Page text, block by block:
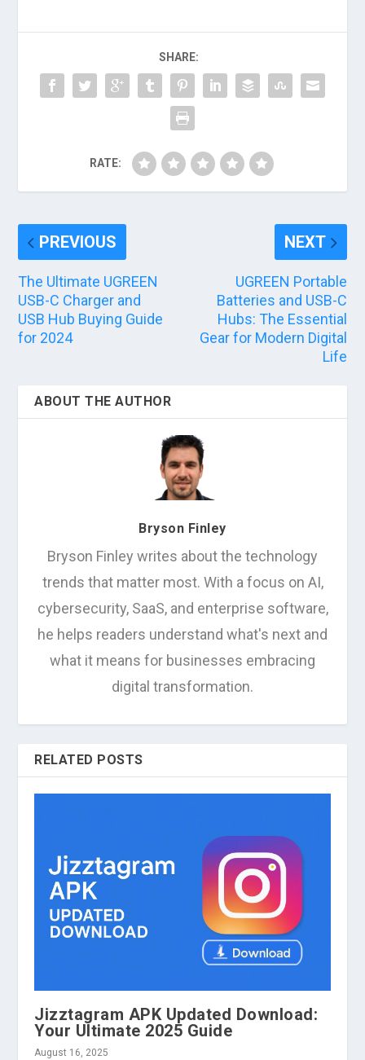
SHARE:
RATE:
PREVIOUS
The Ultimate UGREEN
USB-C Charger and
USB Hub Buying Guide
for 2024
NEXT
UGREEN Portable
Batteries and USB-C
Hubs: The Essential
Gear for Modern Digital
Life
ABOUT THE AUTHOR
Bryson Finley
Bryson Finley writes about the technology
trends that matter most. With a focus on AI,
cybersecurity, SaaS, and enterprise software,
he helps readers understand what's next and
what it means for businesses embracing
digital transformation.
RELATED POSTS
Jizztagram APK Updated Download:
Your Ultimate 2025 Guide
August 16, 2025